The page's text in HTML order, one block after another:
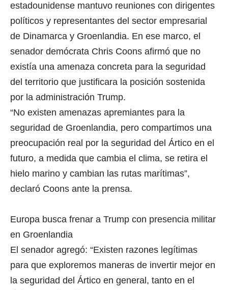
estadounidense mantuvo reuniones con dirigentes
políticos y representantes del sector empresarial
de Dinamarca y Groenlandia. En ese marco, el
senador demócrata Chris Coons afirmó que no
existía una amenaza concreta para la seguridad
del territorio que justificara la posición sostenida
por la administración Trump.
“No existen amenazas apremiantes para la
seguridad de Groenlandia, pero compartimos una
preocupación real por la seguridad del Ártico en el
futuro, a medida que cambia el clima, se retira el
hielo marino y cambian las rutas marítimas”,
declaró Coons ante la prensa.
Europa busca frenar a Trump con presencia militar
en Groenlandia
El senador agregó: “Existen razones legítimas
para que exploremos maneras de invertir mejor en
la seguridad del Ártico en general, tanto en el